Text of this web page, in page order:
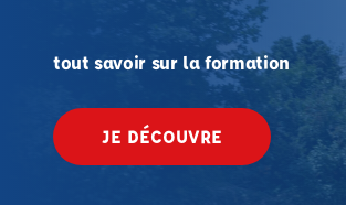
tout savoir sur la formation
JE DÉCOUVRE